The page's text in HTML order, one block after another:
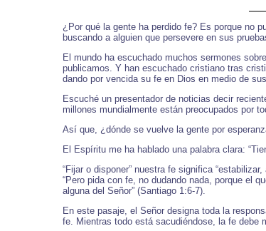
¿Por qué la gente ha perdido fe? Es porque no
buscando a alguien que persevere en sus
El mundo ha escuchado muchos sermones
publicamos. Y han escuchado cristiano tras
dando por vencida su fe en Dios en medio de
Escuché un presentador de noticias decir
millones mundialmente están preocupados por
Así que, ¿dónde se vuelve la gente por
El Espíritu me ha hablado una palabra clara:
“Fijar o disponer” nuestra fe significa
“Pero pida con fe, no dudando nada, porque el
alguna del Señor” (Santiago 1:6-7).
En este pasaje, el Señor designa toda la
fe. Mientras todo está sacudiéndose, la fe debe